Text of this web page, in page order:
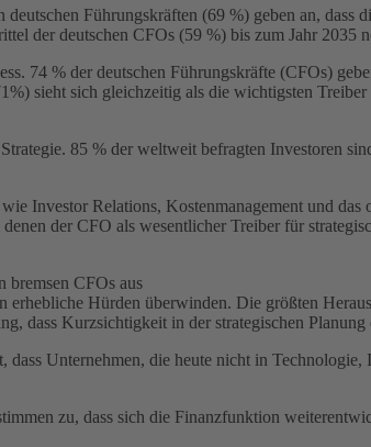
Führungskräften (69 %) geben an,
der deutschen CFOs (59 %) bis zum Jahr 2035
74 % der deutschen Führungskräfte (CFOs)
sieht sich gleichzeitig als die wichtigsten
85 % der weltweit befragten Investoren
Investor Relations, Kostenmanagement und
der CFO als wesentlicher Treiber für
bremsen CFOs aus
erhebliche Hürden überwinden. Die größten
dass Kurzsichtigkeit in der strategischen
Unternehmen, die heute nicht in
zu, dass sich die Finanzfunktion